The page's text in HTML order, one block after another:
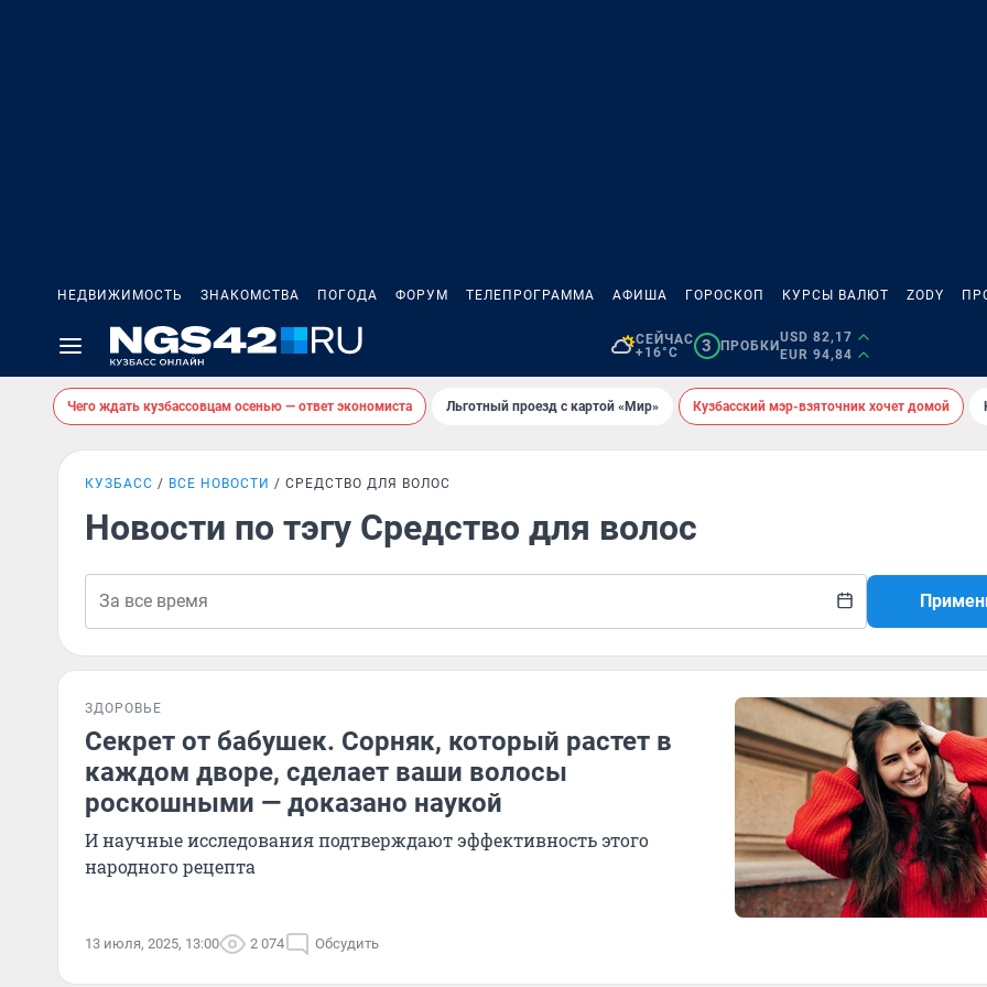
НЕДВИЖИМОСТЬ ЗНАКОМСТВА ПОГОДА ФОРУМ ТЕЛЕПРОГРАММА АФИША ГОРОСКОП КУРСЫ ВАЛЮТ ZODY
СЕЙЧАС
+16°C
3 ПРОБКИ
USD 82,17
EUR 94,84
Чего ждать кузбассовцам осенью — ответ экономиста Льготный проезд с картой «Мир» Кузбасский мэр-взяточник хочет домой
КУЗБАСС ВСЕ НОВОСТИ СРЕДСТВО ДЛЯ ВОЛОС
Новости по тэгу Средство для волос
ЗДОРОВЬЕ
Секрет от бабушек. Сорняк, который растет в
каждом дворе, сделает ваши волосы
роскошными — доказано наукой
И научные исследования подтверждают эффективность этого
народного рецепта
13 июля, 2025, 13:00 2 074 Обсудить